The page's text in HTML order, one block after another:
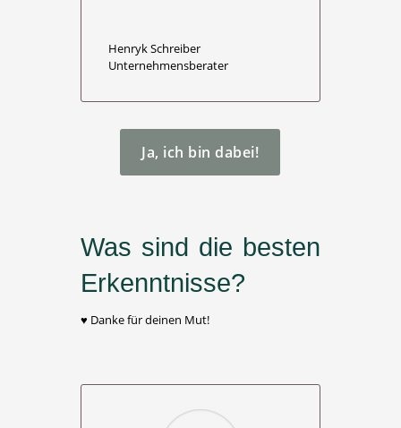
Henryk Schreiber
Unternehmensberater
Ja, ich bin dabei!
Was sind die besten
Erkenntnisse?
♥​ Danke für deinen Mut!